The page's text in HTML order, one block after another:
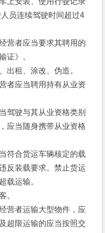
员连续驾驶时间超过4
者应当要求其聘用的
证》。
租、涂改、伪造。
应当聘用持有从业资
驶与其从业资格类别
应当随身携带从业资格
合货运车辆核定的载
反装载要求。禁止货运
载运输。
。
者运输大型物件，应
超限运输的应当按照交